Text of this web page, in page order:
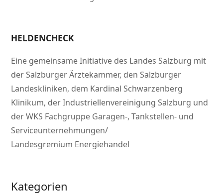
HELDENCHECK
Eine gemeinsame Initiative des Landes Salzburg mit
der Salzburger Ärztekammer, den Salzburger
Landeskliniken, dem Kardinal Schwarzenberg
Klinikum, der Industriellenvereinigung Salzburg und
der WKS Fachgruppe Garagen-, Tankstellen- und
Serviceunternehmungen/
Landesgremium Energiehandel
Kategorien